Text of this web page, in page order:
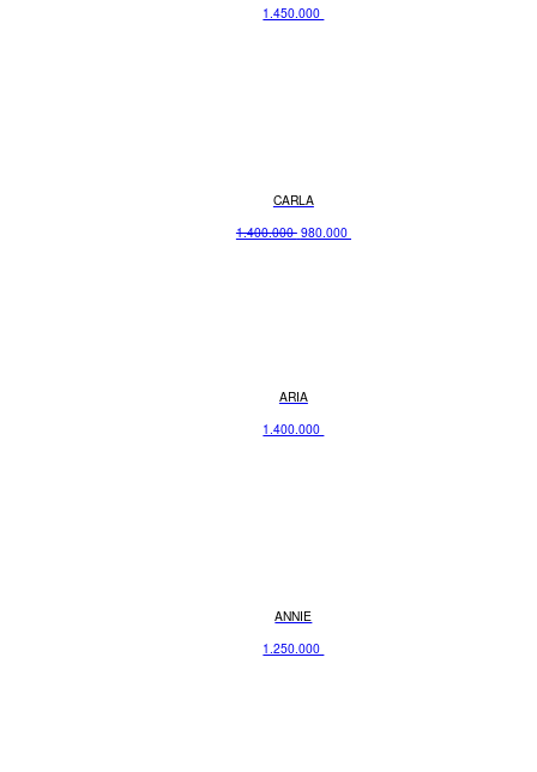
1.450.000
CARLA
1.400.000 Original
980.000
ARIA
1.400.000
ANNIE
1.250.000